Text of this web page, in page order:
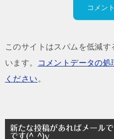
このサイトはスパムを低減
います。
コメントデータの
ください 。
新たな投稿があればメール
です(^_^)v